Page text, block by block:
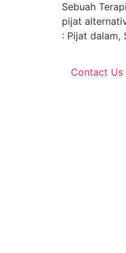
Sebuah
pijat
: Pijat dalam,
Contact Us